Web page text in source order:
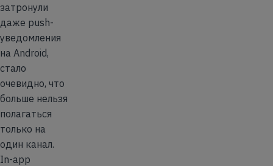
затронули
даже push-
уведомления
на Android,
стало
очевидно, что
больше нельзя
полагаться
только на
один канал.
In-app